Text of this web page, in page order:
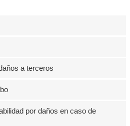
a terceros
por daños en caso de